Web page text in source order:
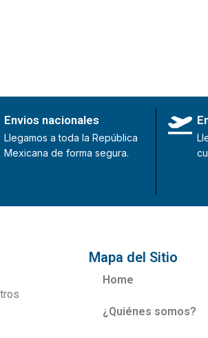
Envios nacionales
Llegamos a toda la República
Mexicana de forma segura.
Mapa del Sitio
Home
¿Quiénes somos?